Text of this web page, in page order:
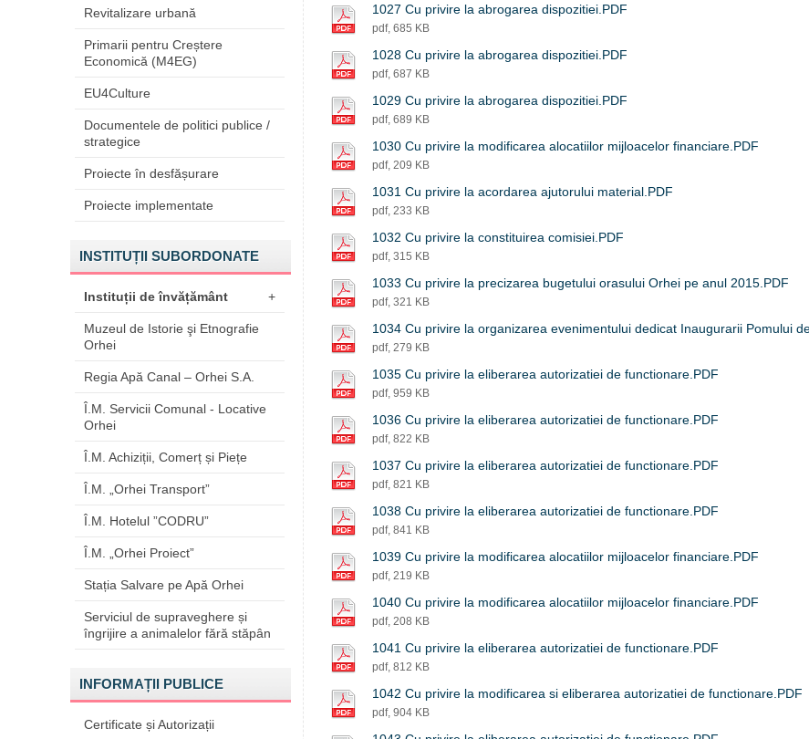
Revitalizare urbană
Primarii pentru Creștere
Economică (M4EG)
EU4Culture
Documentele de politici publice /
strategice
Proiecte în desfășurare
Proiecte implementate
INSTITUȚII SUBORDONATE
Instituții de învățământ +
Muzeul de Istorie şi Etnografie
Orhei
Regia Apă Canal – Orhei S.A.
Î.M. Servicii Comunal - Locative
Orhei
Î.M. Achiziții, Comerț și Piețe
Î.M. „Orhei Transport”
Î.M. Hotelul ”CODRU”
Î.M. „Orhei Proiect”
Stația Salvare pe Apă Orhei
Serviciul de supraveghere și
îngrijire a animalelor fără stăpân
INFORMAȚII PUBLICE
Certificate și Autorizații
1027 Cu privire la abrogarea dispozitiei.PDF
pdf, 685 KB
1028 Cu privire la abrogarea dispozitiei.PDF
pdf, 687 KB
1029 Cu privire la abrogarea dispozitiei.PDF
pdf, 689 KB
1030 Cu privire la modificarea alocatiilor mijloacelor financiare.PDF
pdf, 209 KB
1031 Cu privire la acordarea ajutorului material.PDF
pdf, 233 KB
1032 Cu privire la constituirea comisiei.PDF
pdf, 315 KB
1033 Cu privire la precizarea bugetului orasului Orhei pe anul 2015.PDF
pdf, 321 KB
1034 Cu privire la organizarea evenimentului dedicat Inaugurarii Pomului
pdf, 279 KB
1035 Cu privire la eliberarea autorizatiei de functionare.PDF
pdf, 959 KB
1036 Cu privire la eliberarea autorizatiei de functionare.PDF
pdf, 822 KB
1037 Cu privire la eliberarea autorizatiei de functionare.PDF
pdf, 821 KB
1038 Cu privire la eliberarea autorizatiei de functionare.PDF
pdf, 841 KB
1039 Cu privire la modificarea alocatiilor mijloacelor financiare.PDF
pdf, 219 KB
1040 Cu privire la modificarea alocatiilor mijloacelor financiare.PDF
pdf, 208 KB
1041 Cu privire la eliberarea autorizatiei de functionare.PDF
pdf, 812 KB
1042 Cu privire la modificarea si eliberarea autorizatiei de functionare.PDF
pdf, 904 KB